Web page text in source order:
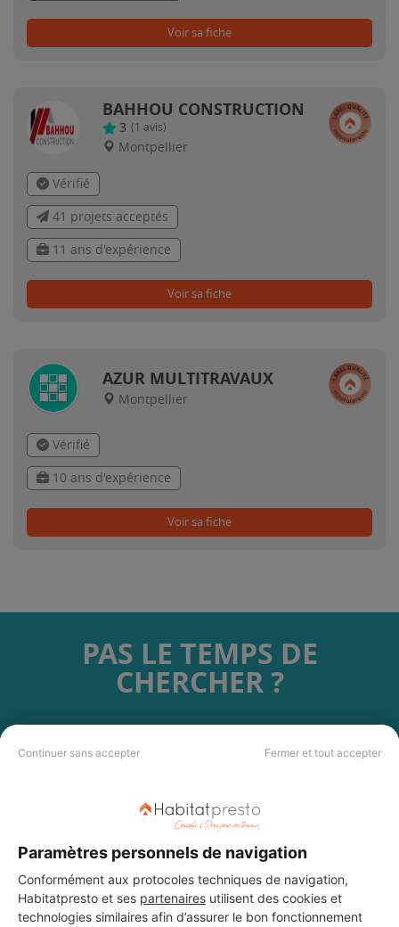
Continuer sans accepter Fermer et tout accepter
Paramètres personnels de navigation
Conformément aux protocoles techniques de navigation,
Habitatpresto et ses partenaires utilisent des cookies et
technologies similaires afin d’assurer le bon fonctionnement
Voir sa fiche
BAHHOU CONSTRUCTION
3 (1 avis)
Montpellier
Vérifié
41 projets acceptés
11 ans d'expérience
Voir sa fiche
AZUR MULTITRAVAUX
Montpellier
Vérifié
10 ans d'expérience
Voir sa fiche
PAS LE TEMPS DE
CHERCHER ?
choisir ? Demandez des devis travaux
auprès de notre réseau de 5 000
professionnels partout en France.
DEMANDER UN DEVIS